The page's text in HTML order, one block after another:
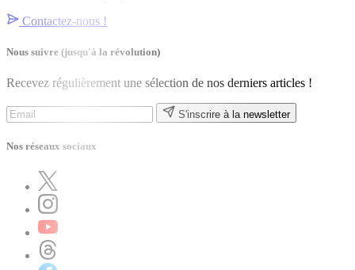
Contactez-nous !
Nous suivre (jusqu'à la révolution)
Recevez régulièrement une sélection de nos derniers articles !
S'inscrire à la newsletter
Nos réseaux sociaux